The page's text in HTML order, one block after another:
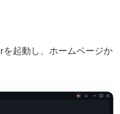
起動し、ホームページか